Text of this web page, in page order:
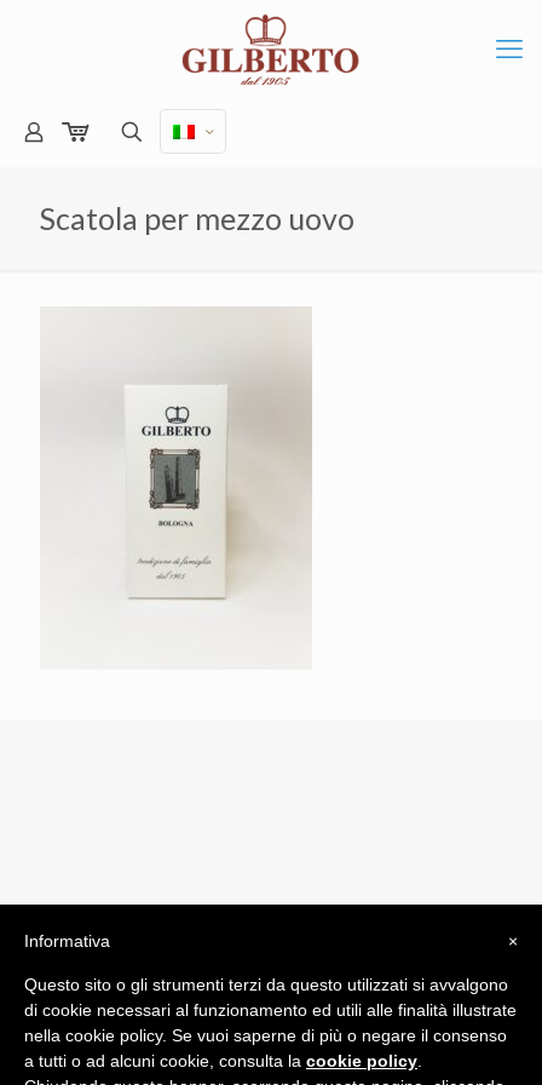
Scatola per mezzo uovo
byComunicatori su Misura srl
Termini e Condizioni di Vendita - Terms and Conditions
ITA:
×
Informativa
Questo sito o gli strumenti terzi da questo utilizzati si avvalgono
di cookie necessari al funzionamento ed utili alle finalità illustrate
nella cookie policy. Se vuoi saperne di più o negare il consenso
a tutti o ad alcuni cookie, consulta la cookie policy